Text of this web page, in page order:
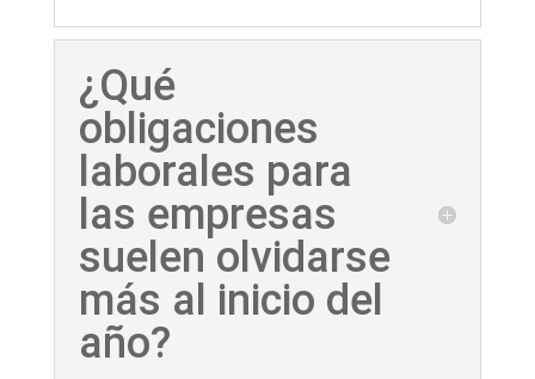
¿Qué
obligaciones
laborales para
las empresas
suelen olvidarse
más al inicio del
año?